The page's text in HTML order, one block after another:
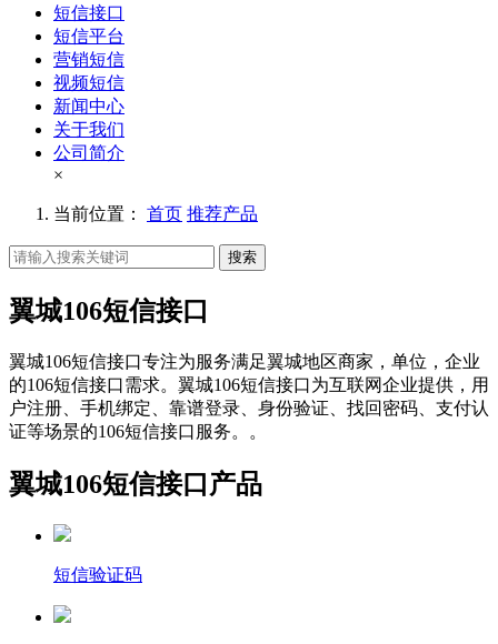
短信接口
短信平台
营销短信
视频短信
新闻中心
关于我们
公司简介
×
当前位置： 首页 推荐产品
搜索
翼城106短信接口
翼城106短信接口专注为服务满足翼城地区商家，单位，企业
的106短信接口需求。翼城106短信接口为互联网企业提供，用
户注册、手机绑定、靠谱登录、身份验证、找回密码、支付认
证等场景的106短信接口服务。。
翼城106短信接口产品
短信验证码